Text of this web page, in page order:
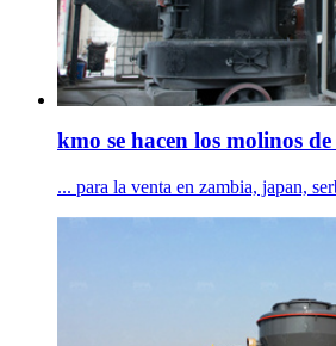
kmo se hacen los molinos
... para la venta en zambia, japan,